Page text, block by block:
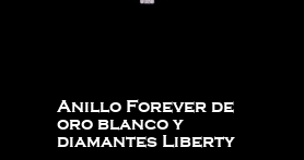
Anillo Forever de
oro blanco y
diamantes Liberty